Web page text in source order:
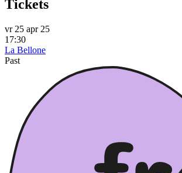
Tickets
vr 25 apr 25
17:30
La Bellone
Past